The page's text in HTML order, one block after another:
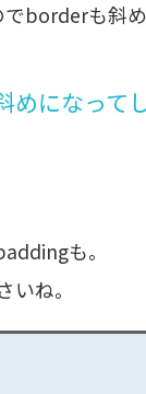
borderも斜め
めになって
も。
ね。